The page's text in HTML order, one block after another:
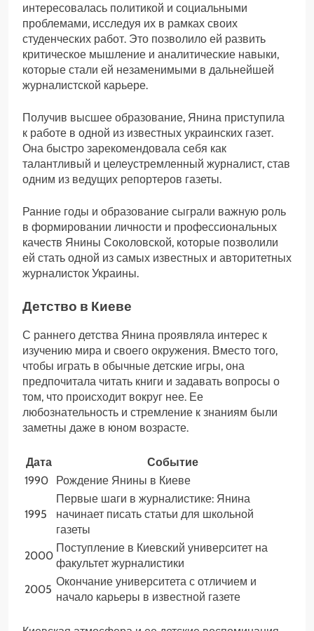
интересовалась политикой и социальными
проблемами, исследуя их в рамках своих
студенческих работ. Это позволило ей развить
критическое мышление и аналитические навыки,
которые стали ей незаменимыми в дальнейшей
журналистской карьере.
Получив высшее образование, Янина приступила
к работе в одной из известных украинских газет.
Она быстро зарекомендовала себя как
талантливый и целеустремленный журналист, став
одним из ведущих репортеров газеты.
Ранние годы и образование сыграли важную роль
в формировании личности и профессиональных
качеств Янины Соколовской, которые позволили
ей стать одной из самых известных и авторитетных
журналисток Украины.
Детство в Киеве
С раннего детства Янина проявляла интерес к
изучению мира и своего окружения. Вместо того,
чтобы играть в обычные детские игры, она
предпочитала читать книги и задавать вопросы о
том, что происходит вокруг нее. Ее
любознательность и стремление к знаниям были
заметны даже в юном возрасте.
Дата
Событие
1990
Рождение Янины в Киеве
1995
Первые шаги в журналистике: Янина
начинает писать статьи для школьной
газеты
2000
Поступление в Киевский университет на
факультет журналистики
2005
Окончание университета с отличием и
начало карьеры в известной газете